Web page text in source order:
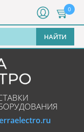
НАЙТИ
0